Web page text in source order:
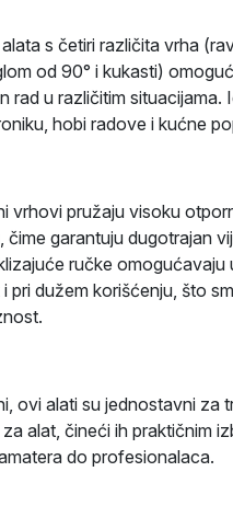
s četiri različita vrha
od 90° i kukasti)
rad u različitim situacijama.
hobi radove i kućne
vrhovi pružaju visoku
čime garantuju dugotrajan
ručke omogućavaju
pri dužem korišćenju, što
ovi alati su jednostavni za
alat, čineći ih praktičnim
do profesionalaca.